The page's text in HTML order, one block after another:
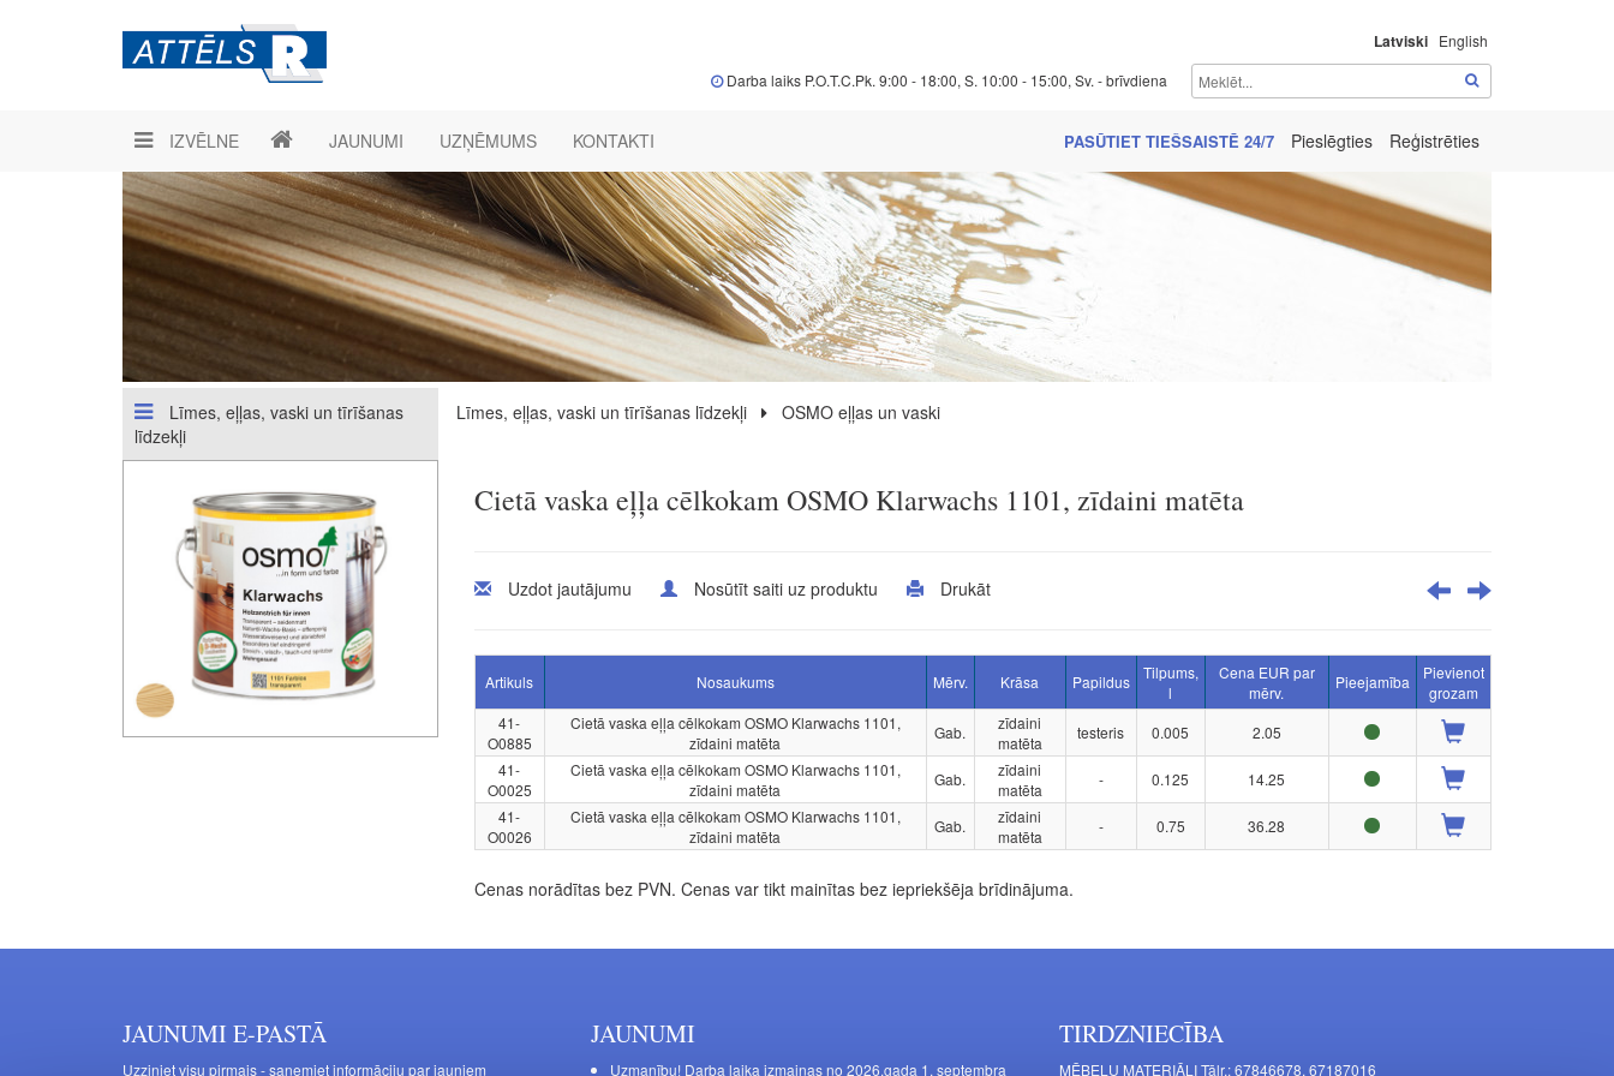
Latviski English
Darba laiks P.O.T.C.Pk. 9:00 - 18:00, S. 10:00 - 15:00, Sv. - brīvdiena
IZVĒLNE JAUNUMI UZŅĒMUMS KONTAKTI PASŪTIET TIEŠSAISTĒ 24/7 Pieslēgties Reģistrēties
Līmes, eļļas, vaski un tīrīšanas
līdzekļi
Līmes, eļļas, vaski un tīrīšanas līdzekļi OSMO eļļas un vaski
Cietā vaska eļļa cēlkokam OSMO Klarwachs 1101, zīdaini matēta
Uzdot jautājumu Nosūtīt saiti uz produktu Drukāt
Artikuls Nosaukums Mērv. Krāsa Papildus
Tilpums,
l
Cena EUR par
mērv.
Pieejamība
Pievienot
grozam
41-
O0885
Cietā vaska eļļa cēlkokam OSMO Klarwachs 1101,
zīdaini matēta
Gab.
zīdaini
matēta
testeris 0.005
2.05
41-
O0025
Cietā vaska eļļa cēlkokam OSMO Klarwachs 1101,
zīdaini matēta
Gab.
zīdaini
matēta
- 0.125
14.25
41-
O0026
Cietā vaska eļļa cēlkokam OSMO Klarwachs 1101,
zīdaini matēta
Gab.
zīdaini
matēta
- 0.75 36.28
Cenas norādītas bez PVN. Cenas var tikt mainītas bez iepriekšēja brīdinājuma.
JAUNUMI E-PASTĀ
Uzziniet visu pirmais - saņemiet informāciju par jauniem
JAUNUMI
Uzmanību! Darba laika izmaiņas no 2026.gada 1. septembra
TIRDZNIECĪBA
MĒBEĻU MATERIĀLI Tālr.: 67846678, 67187016